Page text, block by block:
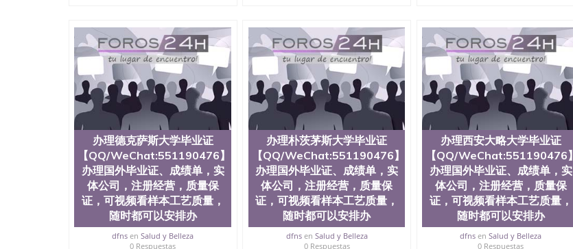
塞州立大学学历证书（San Jose State University）澳洲读书未毕业找人做文凭学位qq微信551190476澳洲
读CQU中央昆士兰大学学历 绩单购买学位证书/澳洲读本科硕士做文凭/购买澳洲大学毕业证成绩单假文凭
学历offieUniversityofSouthernQueensland 澳洲读书未毕业找人做文凭学位qq微信551190476澳洲读CQU中
央昆士兰大学学历成绩单购买学位证书/澳洲读本科硕士做文凭/购买澳洲大学毕业证成绩单假文凭学历办
理萨德伯里大学毕业证【QQ/WeChat:551190476】办理国外毕业证、成绩单，实体公司，注册经营，质量
保证，可视频看样本工艺质量，随时都可以安排办理，毕业证成绩单，学校，专业，学位，毕业时间都可
以根据客户要求安排University of Sudbury
办理德克萨斯大学毕业证
【QQ/WeChat:551190476】
办理国外毕业证、成绩单，实
体公司，注册经营，质量保
证，可视频看样本工艺质量，
随时都可以安排办
dfns enSalud y Belleza
0 Respuestas
办理朴茨茅斯大学毕业证
【QQ/WeChat:551190476】
办理国外毕业证、成绩单，实
体公司，注册经营，质量保
证，可视频看样本工艺质量，
随时都可以安排办
dfnsen Salud y Belleza
0 Respuestas
办理西安大略大学毕业证
【QQ/WeChat:551190476】
办理国外毕业证、成绩单，实
体公司，注册经营，质量保
证，可视频看样本工艺质量，
随时都可以安排办
dfns enSalud y Belleza
0 Respuestas